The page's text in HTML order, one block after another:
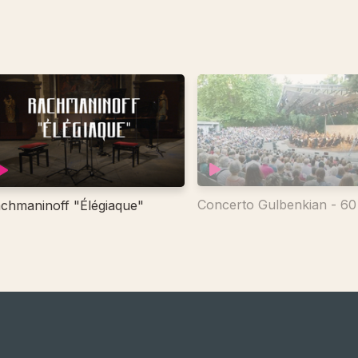
"Élégiaque" Concerto Gulbenkian -